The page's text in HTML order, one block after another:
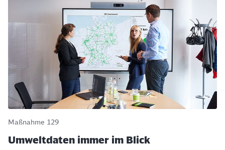
Maßnahme 129
Umweltdaten immer im Blick